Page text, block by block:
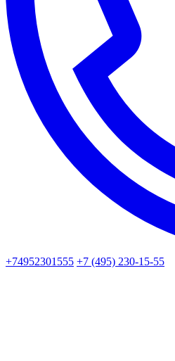
+74952301555 +7 (495) 230-15-55